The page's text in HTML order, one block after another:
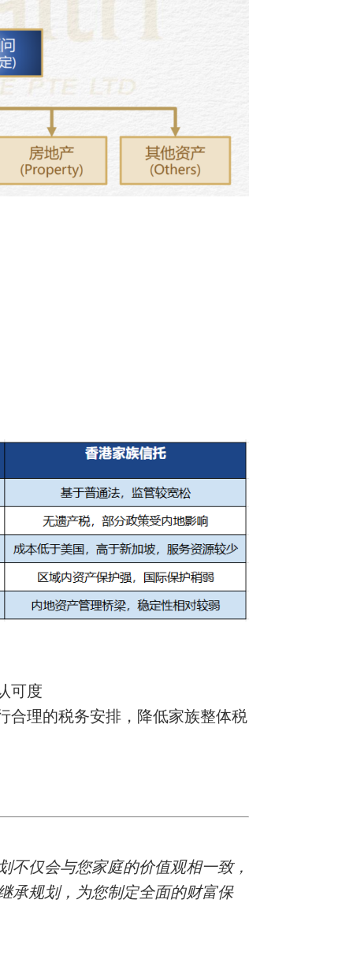
可度
合理的税务安排，降低家族整体税
仅会与您家庭的价值观相一致，
承规划，为您制定全面的财富保